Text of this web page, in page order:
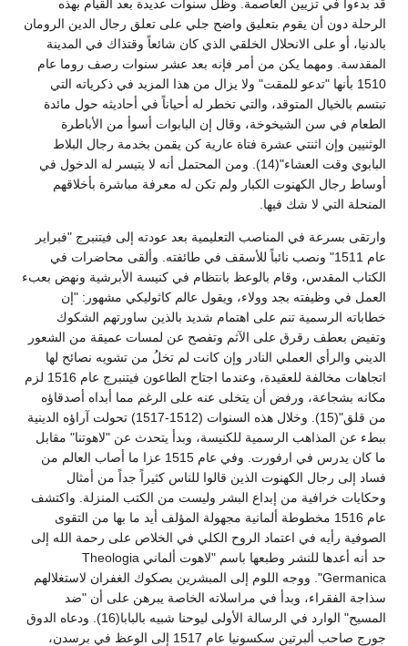
قد بدءوا في تزيين العاصمة. وظل سنوات عديدة بعد القيام بهذه
الرحلة دون أن يقوم بتعليق واضح جلي على تعلق رجال الدين الرومان
بالدنيا، أو على الانحلال الخلقي الذي كان شائعاً وقتذاك في المدينة
المقدسة. ومهما يكن من أمر فإنه بعد عشر سنوات رصف روما عام
1510 بأنها "تدعو للمقت" ولا يزال من هذا المزيد في ذكرياته التي
تبتسم بالخيال المتوقد، والتي تخطر له أحياناً في أحاديثه حول مائدة
الطعام في سن الشيخوخة، وقال إن البابوات أسوأ من الأباطرة
الوثنيين وإن اثنتي عشرة فتاة عارية كن يقمن بخدمة رجال البلاط
البابوي وقت العشاء"(14). ومن المحتمل أنه لا يتيسر له الدخول في
أوساط رجال الكهنوت الكبار ولم تكن له معرفة مباشرة بأخلاقهم
المنحلة التي لا شك فيها.
وارتقى بسرعة في المناصب التعليمية بعد عودته إلى فيتنبرج "فبراير
عام 1511" ونصب نائباً للأسقف في طائفته. وألقى محاضرات في
الكتاب المقدس، وقام بالوعظ بانتظام في كنيسة الأبرشية ونهض بعبء
العمل في وظيفته بجد وولاء، ويقول عالم كاثوليكي مشهور: "إن
خطاباته الرسمية تنم على اهتمام شديد بالذين ساورتهم الشكوك
وتفيض بعطف رقرق على الآثم وتفصح عن لمسات عميقة من الشعور
الديني والرأي العملي النادر وإن كانت لم تخلُ من تشويه نصائح لها
اتجاهات مخالفة للعقيدة، وعندما اجتاح الطاعون فيتنبرج عام 1516 لزم
مكانه بشجاعة، ورفض أن يتخلى عنه على الرغم مما أبداه أصدقاؤه
من قلق"(15). وخلال هذه السنوات (1512-1517) تحولت آراؤه الدينية
ببطء عن المذاهب الرسمية للكنيسة، وبدأ يتحدث عن "لاهوتنا" مقابل
ما كان يدرس في ارفورت. وفي عام 1515 عزا ما أصاب العالم من
فساد إلى رجال الكهنوت الذين قالوا للناس كثيراً جداً من أمثال
وحكايات خرافية من إبداع البشر وليست من الكتب المنزلة. واكتشف
عام 1516 مخطوطة ألمانية مجهولة المؤلف أيد ما بها من التقوى
الصوفية رأيه في اعتماد الروح الكلي في الخلاص على رحمة الله إلى
حد أنه أعدها للنشر وطبعها باسم "لاهوت ألماني Theologia
Germanica". ووجه اللوم إلى المبشرين بصكوك الغفران لاستغلالهم
سذاجة الفقراء، وبدأ في مراسلاته الخاصة يبرهن على أن "ضد
المسيح" الوارد في الرسالة الأولى ليوحنا شبيه بالبابا(16). ودعاه الدوق
جورج صاحب ألبرتين سكسونيا عام 1517 إلى الوعظ في برسدن،